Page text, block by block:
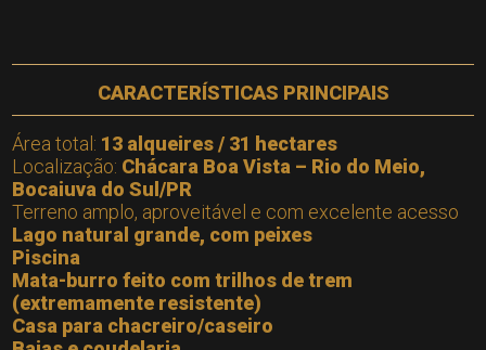
CARACTERÍSTICAS PRINCIPAIS
Área total: 13 alqueires / 31 hectares
Localização: Chácara Boa Vista – Rio do Meio,
Bocaiuva do Sul/PR
Terreno amplo, aproveitável e com excelente acesso
Lago natural grande, com peixes
Piscina
Mata-burro feito com trilhos de trem
(extremamente resistente)
Casa para chacreiro/caseiro